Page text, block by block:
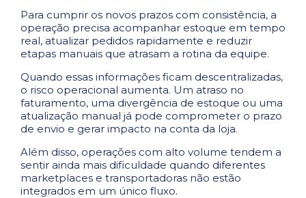
Para cumprir os novos prazos com consistência, a
operação precisa acompanhar estoque em tempo
real, atualizar pedidos rapidamente e reduzir
etapas manuais que atrasam a rotina da equipe.
Quando essas informações ficam descentralizadas,
o risco operacional aumenta. Um atraso no
faturamento, uma divergência de estoque ou uma
atualização manual já pode comprometer o prazo
de envio e gerar impacto na conta da loja.
Além disso, operações com alto volume tendem a
sentir ainda mais dificuldade quando diferentes
marketplaces e transportadoras não estão
integrados em um único fluxo.